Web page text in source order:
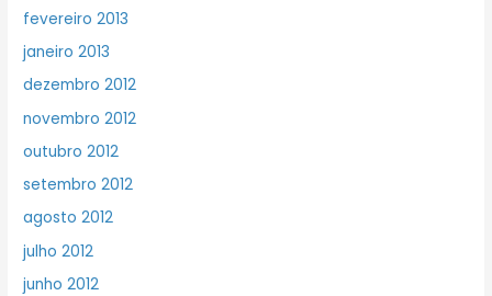
fevereiro 2013
janeiro 2013
dezembro 2012
novembro 2012
outubro 2012
setembro 2012
agosto 2012
julho 2012
junho 2012